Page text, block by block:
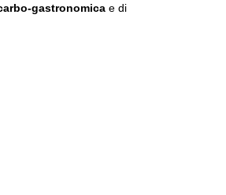
gastronomica e di